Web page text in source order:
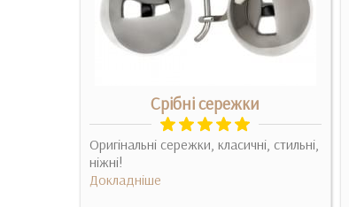
Срібні сережки
Оригінальні сережки, класичні, стильні,
ніжні!
Докладніше